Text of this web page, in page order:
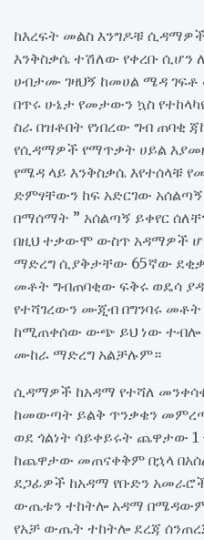
ከእረፍት መልስ እንግዶቹ
እንቅስቃሴ ተሽለው የቀረቡ ሲሆን
ሀብታሙ ገዛህኝ ከመሀል ሜዳ ገፍቶ
በጥሩ ሁኔታ የመታውን ኳስ
ስራ በዝቶበት የነበረው ግብ ጠባቂ
የሲዳማዎች የማጥቃት ሀይል
የሜዳ ላይ እንቅስቃሴ እየተሰላቹ
ድምፃቸውን ከፍ አድርገው
በማሰማት ” አሰልጣኝ ይቀየር
በዚህ ተቃውሞ ውስጥ አዳማዎች
ማድረግ ሲያቅታቸው 65ኛው ደቂቃ
መቶት ግብጠባቂው ፍቅሩ ወዴሳ
የተሻገረውን ሙጂብ በግንባሩ
ከሚጠቀሰው ውጭ ይህ ነው ተብሎ
ሙከራ ማድረግ አልቻሉም።
ሲዳማዎች ከአዳማ የተሻለ
ከመውጣት ይልቅ ጥንቃቄን
ወደ ጎልነት ሳይቀይሩት ጨዋታው
ከጨዋታው መጠናቀቅም በኋላ
ደጋፊዎች ከአዳማ የቡድን
ውጤቱን ተከትሎ አዳማ
የአቻ ውጤት ተከትሎ ደረጃ